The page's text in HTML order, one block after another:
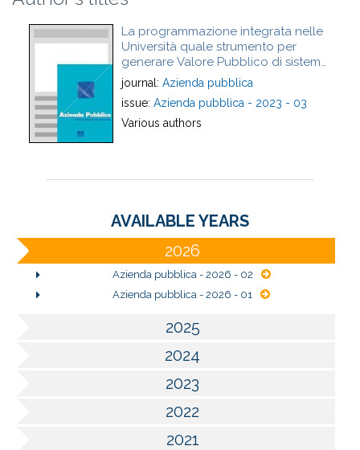
La programmazione integrata nelle
Università quale strumento per
generare Valore Pubblico di sistema
- Outcome integrated planning in
universities as an approach to
public value creation
journal: Azienda pubblica
issue: Azienda pubblica - 2023 - 03
Various authors
AVAILABLE YEARS
2026
Azienda pubblica - 2026 - 02
Azienda pubblica - 2026 - 01
2025
2024
2023
2022
2021